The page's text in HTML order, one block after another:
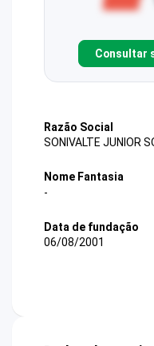
Consultar
Razão Social
SONIVALTE JUNIOR
Nome Fantasia
-
Data de fundação
06/08/2001